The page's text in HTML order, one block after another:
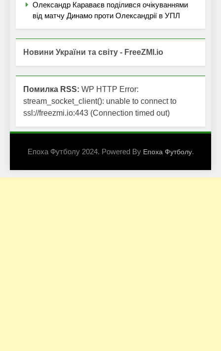
Олександр Караваєв поділився очікуваннями
від матчу Динамо проти Олександрії в УПЛ
Новини України та світу - FreeZMI.io
Помилка RSS: WP HTTP Error:
stream_socket_client(): unable to connect to
ssl://freezmi.io:443 (Connection timed out)
Епоха Футболу 2024. Powered By Епоха Футболу.